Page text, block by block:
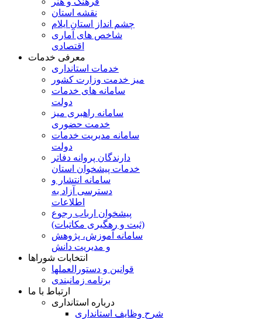
نقشه استان
چشم انداز استان ایلام
شاخص های آماری
اقتصادی
معرفی خدمات
خدمات استانداری
میز خدمت وزارت کشور
سامانه های خدمات
دولت
سامانه راهبری میز
خدمت حضوری
سامانه مدیریت خدمات
دولت
دارندگان پروانه دفاتر
خدمات پیشخوان استان
سامانه انتشار و
دسترسی آزاد به
اطلاعات
پیشخوان ارباب رجوع
(ثبت و رهگیری مکاتبات)
سامانه آموزش، پژوهش
و مدیریت دانش
انتخابات شوراها
قوانین و دستورالعملها
برنامه زمانبندی
ارتباط با ما
درباره استانداری
شرح وظایف استانداری